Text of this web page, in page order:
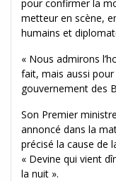
pour confirmer la
metteur en scène,
humains et
« Nous admirons
fait, mais aussi pour
gouvernement des
Son Premier
annoncé dans la
précisé la cause de
« Devine qui vient
la nuit ».